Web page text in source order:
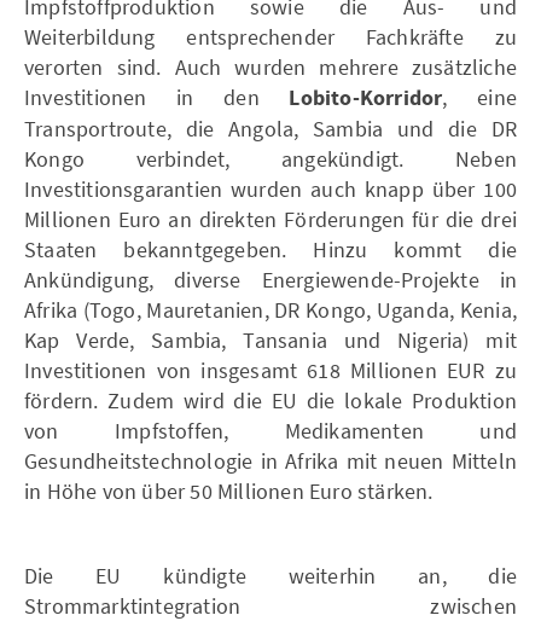
Impfstoffproduktion sowie die Aus- und
Weiterbildung entsprechender Fachkräfte zu
verorten sind. Auch wurden mehrere zusätzliche
Investitionen in den Lobito-Korridor, eine
Transportroute, die Angola, Sambia und die DR
Kongo verbindet, angekündigt. Neben
Investitionsgarantien wurden auch knapp über 100
Millionen Euro an direkten Förderungen für die drei
Staaten bekanntgegeben. Hinzu kommt die
Ankündigung, diverse Energiewende-Projekte in
Afrika (Togo, Mauretanien, DR Kongo, Uganda, Kenia,
Kap Verde, Sambia, Tansania und Nigeria) mit
Investitionen von insgesamt 618 Millionen EUR zu
fördern. Zudem wird die EU die lokale Produktion
von Impfstoffen, Medikamenten und
Gesundheitstechnologie in Afrika mit neuen Mitteln
in Höhe von über 50 Millionen Euro stärken.
Die EU kündigte weiterhin an, die
Strommarktintegration zwischen